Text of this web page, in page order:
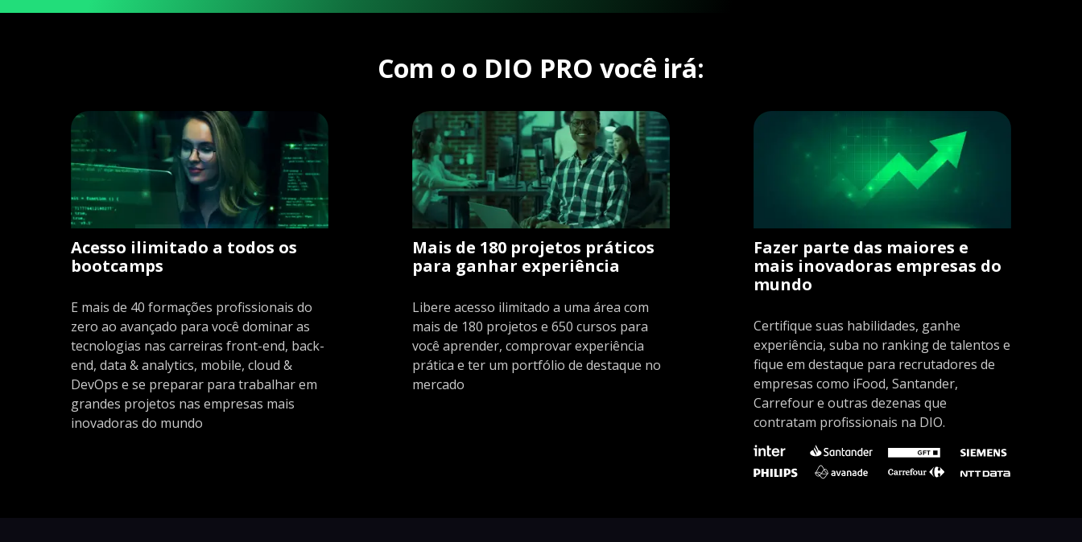
Com o o DIO PRO você irá:
Acesso ilimitado a todos os
bootcamps
E mais de 40 formações profissionais do
zero ao avançado para você dominar as
tecnologias nas carreiras front-end, back-
end, data & analytics, mobile, cloud &
DevOps e se preparar para trabalhar em
grandes projetos nas empresas mais
inovadoras do mundo
Mais de 180 projetos práticos
para ganhar experiência
Libere acesso ilimitado a uma área com
mais de 180 projetos e 650 cursos para
você aprender, comprovar experiência
prática e ter um portfólio de destaque no
mercado
Fazer parte das maiores e
mais inovadoras empresas do
mundo
Certifique suas habilidades, ganhe
experiência, suba no ranking de talentos e
fique em destaque para recrutadores de
empresas como iFood, Santander,
Carrefour e outras dezenas que
contratam profissionais na DIO.